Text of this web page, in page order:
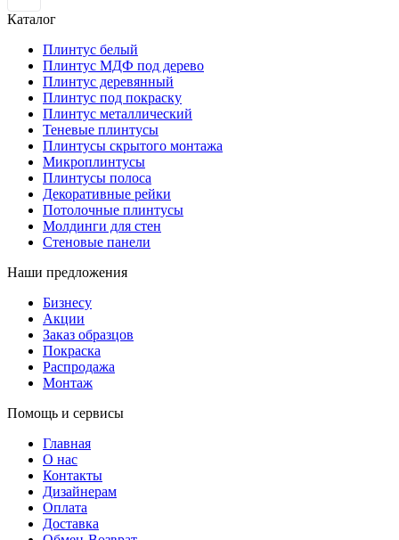
Каталог
Плинтус белый
Плинтус МДФ под дерево
Плинтус деревянный
Плинтус под покраску
Плинтус металлический
Теневые плинтусы
Плинтусы скрытого монтажа
Микроплинтусы
Плинтусы полоса
Декоративные рейки
Потолочные плинтусы
Молдинги для стен
Стеновые панели
Наши предложения
Бизнесу
Акции
Заказ образцов
Покраска
Распродажа
Монтаж
Помощь и сервисы
Главная
О нас
Контакты
Дизайнерам
Оплата
Доставка